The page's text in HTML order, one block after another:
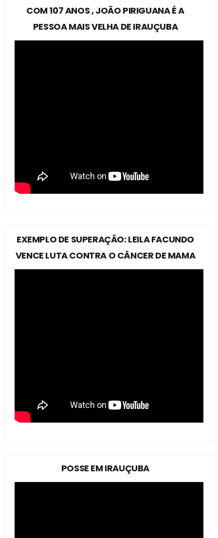
COM 107 ANOS , JOÃO PIRIGUANA É A
PESSOA MAIS VELHA DE IRAUÇUBA
EXEMPLO DE SUPERAÇÃO: LEILA FACUNDO
VENCE LUTA CONTRA O CÂNCER DE MAMA
POSSE EM IRAUÇUBA